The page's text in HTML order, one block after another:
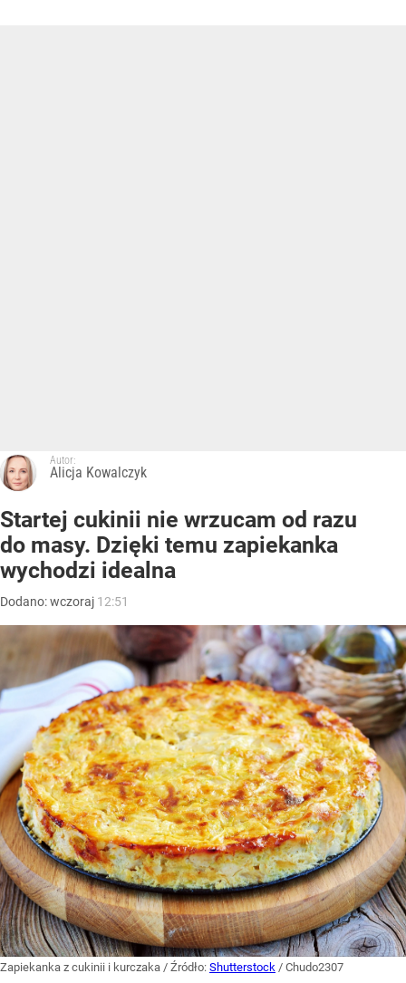
Autor:
Alicja Kowalczyk
Startej cukinii nie wrzucam od razu
do masy. Dzięki temu zapiekanka
wychodzi idealna
Dodano:wczoraj 12:51
Zapiekanka z cukinii i kurczaka / Źródło: Shutterstock / Chudo2307